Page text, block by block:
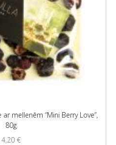
mellenēm “Mini Berry Love”,
80g
4,20 €